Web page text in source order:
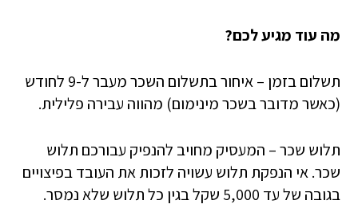
מה עוד מגיע לכם?
תשלום בזמן – איחור בתשלום השכר מעבר ל-9 לחודש
(כאשר מדובר בשכר מינימום) מהווה עבירה פלילית.
תלוש שכר – המעסיק מחויב להנפיק עבורכם תלוש
שכר. אי הנפקת תלוש עשויה לזכות את העובד בפיצויים
בגובה של עד 5,000 שקל בגין כל תלוש שלא נמסר.